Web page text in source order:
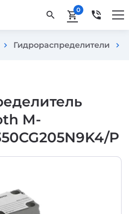
search shopping_cart0 phone_in_talk
chevron_right Гидрораспределители chevron_right
M-
P